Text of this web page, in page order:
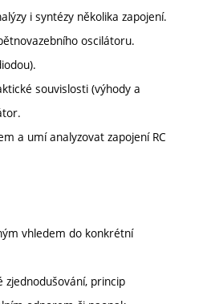
i syntézy několika zapojení.
oscilátoru.
souvislosti (výhody a
a umí analyzovat zapojení RC
vhledem do konkrétní
princip